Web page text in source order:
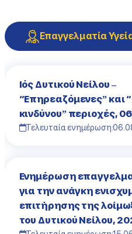
Επαγγελματία
Iός Δυτικού Νείλου –
“Επηρεαζόμενες” και
κινδύνου” περιοχές,
Τελευταία ενημέρωση:
Ενημέρωση
για την ανάγκη
επιτήρησης της
του Δυτικού Νείλου,